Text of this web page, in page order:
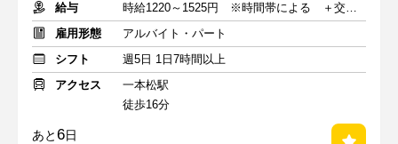
給与
時給1220～1525円 ※時間帯による ＋交通費(月上限1万8900円)
雇用形態
アルバイト・パート
シフト
週5日 1日7時間以上
アクセス
一本松駅
徒歩16分
あと6日